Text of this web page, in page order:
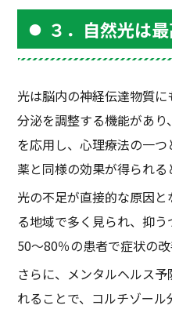
３．自然光は
光は脳内の神経伝達物質
分泌を調整する機能があ
を応用し、心理療法の一
薬と同様の効果が得られる
光の不足が直接的な原因
る地域で多く見られ、抑
50〜80％の患者で症状の
さらに、メンタルヘルス
れることで、コルチゾー